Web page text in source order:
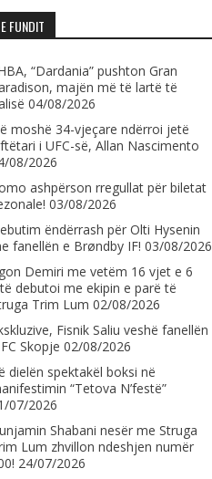
FUNDIT
“Dardania” pushton Gran
majën më të lartë të
04/08/2026
moshë 34-vjeçare ndërroi jetë
i UFC-së, Allan Nascimento
08/2026
ashpërson rregullat për biletat
03/08/2026
ëndërrash për Olti Hysenin
fanellën e Brøndby IF! 03/08/2026
Demiri me vetëm 16 vjet e 6
debutoi me ekipin e parë të
Trim Lum 02/08/2026
Fisnik Saliu veshë fanellën
Skopje 02/08/2026
dielën spektakël boksi në
“Tetova N’festë”
07/2026
Shabani nesër me Struga
Lum zhvillon ndeshjen numër
24/07/2026